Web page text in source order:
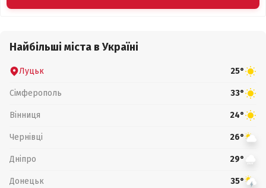
Найбільші міста в Україні
Луцьк 25°
Сімферополь 33°
Вінниця 24°
Чернівці 26°
Дніпро 29°
Донецьк 35°